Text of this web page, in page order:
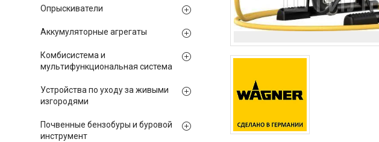
Опрыскиватели
Аккумуляторные агрегаты
Комбисистема и
мультифункциональная система
Устройства по уходу за живыми
изгородями
Почвенные бензобуры и буровой
инструмент